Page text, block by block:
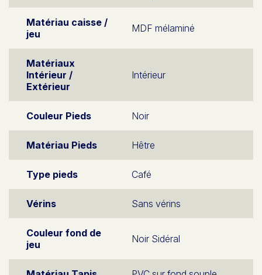
Matériau caisse /
jeu
MDF mélaminé
Matériaux
Intérieur /
Extérieur
Intérieur
Couleur Pieds Noir
Matériau Pieds Hêtre
Type pieds Café
Vérins Sans vérins
Couleur fond de
jeu
Noir Sidéral